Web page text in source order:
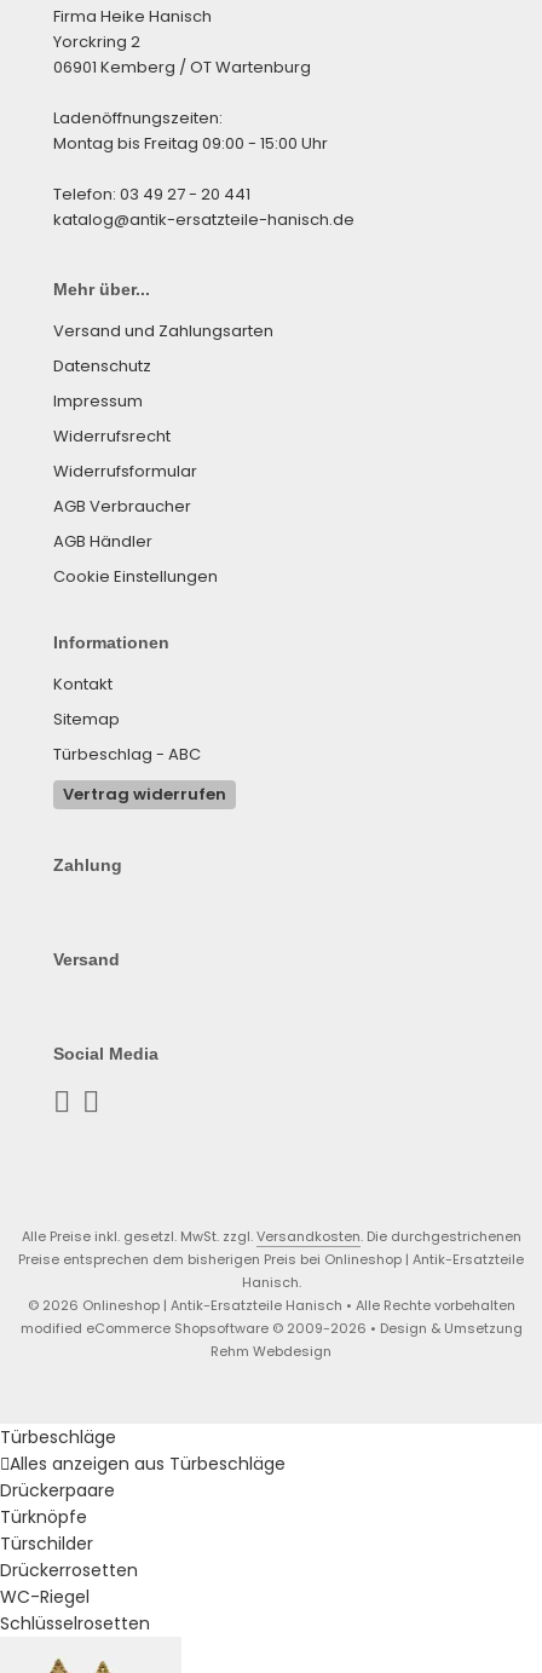
Firma Heike Hanisch
Yorckring 2
06901 Kemberg / OT Wartenburg
Ladenöffnungszeiten:
Montag bis Freitag 09:00 - 15:00 Uhr
Telefon: 03 49 27 - 20 441
katalog@antik-ersatzteile-hanisch.de
Mehr über...
Versand und Zahlungsarten
Datenschutz
Impressum
Widerrufsrecht
Widerrufsformular
AGB Verbraucher
AGB Händler
Cookie Einstellungen
Informationen
Kontakt
Sitemap
Türbeschlag - ABC
Vertrag widerrufen
Zahlung
Versand
Social Media
Alle Preise inkl. gesetzl. MwSt. zzgl.Versandkosten. Die durchgestrichenen
Preise entsprechen dem bisherigen Preis bei Onlineshop | Antik-Ersatzteile
Hanisch.
© 2026 Onlineshop | Antik-Ersatzteile Hanisch • Alle Rechte vorbehalten
modified eCommerce Shopsoftware © 2009-2026 • Design & Umsetzung
Rehm Webdesign
Türbeschläge
Alles anzeigen aus Türbeschläge
Drückerpaare
Türknöpfe
Türschilder
Drückerrosetten
WC-Riegel
Schlüsselrosetten